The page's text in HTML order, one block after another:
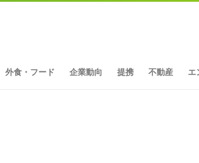
外食・フード 企業動向 提携 不動産 エ